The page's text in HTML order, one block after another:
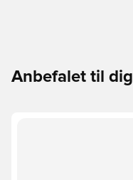
Anbefalet til dig